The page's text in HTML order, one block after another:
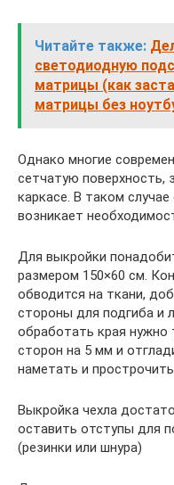
Читайте также:
светодиодную
матрицы (как
матрицы без
Однако многие
сетчатую поверхность,
каркасе. В таком
возникает
Для выкройки
размером 150×60 см.
обводится на ткани,
стороны для подгиба и
обработать края нужно
сторон на 5 мм и
наметать и
Выкройка чехла
оставить отступы для
(резинки или шнура)